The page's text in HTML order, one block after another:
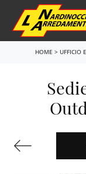
HOME > UFFICIO